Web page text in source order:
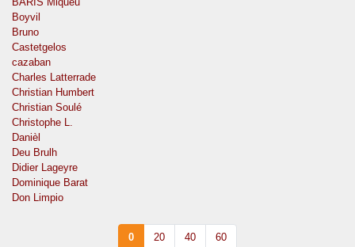
Boyvil
Bruno
Castetgelos
cazaban
Charles Latterrade
Christian Humbert
Christian Soulé
Christophe L.
Danièl
Deu Brulh
Didier Lageyre
Dominique Barat
Don Limpio
0 20 40 60